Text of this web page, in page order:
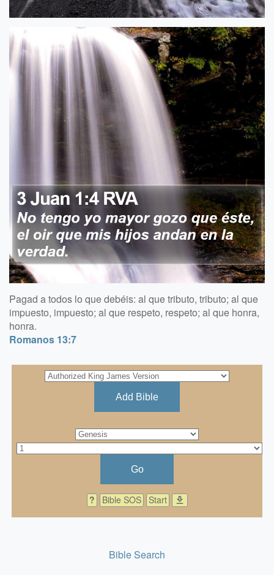
Pagad a todos lo que debéis: al que tributo, tributo; al que
impuesto, impuesto; al que respeto, respeto; al que honra,
honra.
Romanos 13:7
Add Bible
Go
? Bible SOS Start download
Bible Search